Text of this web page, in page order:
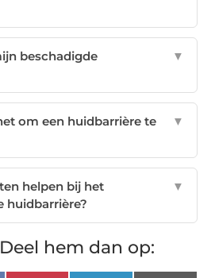
beschadigde
▼
om een huidbarrière te
▼
helpen bij het
huidbarrière?
▼
hem dan op: